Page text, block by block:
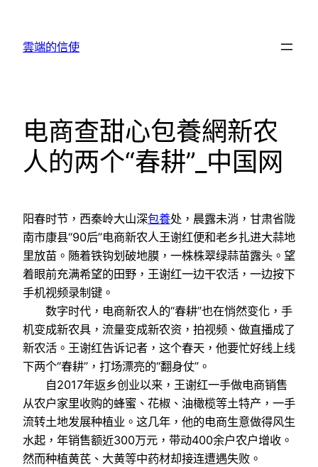
雲端的信使
电商查甜心包養網新农
人的两个“春耕”_中国网
阳春时节，西秦岭大山深包養处，晨露未消，甘肃省陇
南市康县“90后”电商新农人王谢红便和老乡扎进大蒜地
里放苗。随着铁钩划破地膜，一株株翠绿蒜苗露头。望
着眼前充满希望的田野，王谢红一边干农活，一边按下
手机视频录制键。
数字时代，电商新农人的“春耕”也在悄然变化，手
机变成新农具，流量变成新农资，拍视频、做直播成了
新农活。王谢红告诉记者，这个春天，他要忙好线上线
下两个“春耕”，打场漂亮的“翻身仗”。
自2017年返乡创业以来，王谢红一手做电商销售
从农户家里收购的蜂蜜、花椒、油橄榄等土特产，一手
流转土地发展种植业。这几年，他的电商生意做得风生
水起，年销售额近300万元，带动400余户农户增收。
然而种植黄芪、大黄等中药材却接连遭遇失败。